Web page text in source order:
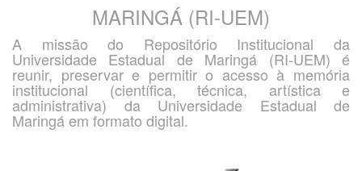
MARINGÁ (RI-UEM)
A missão do Repositório Institucional da
Universidade Estadual de Maringá (RI-UEM) é
reunir, preservar e permitir o acesso à memória
institucional (científica, técnica, artística e
administrativa) da Universidade Estadual de
Maringá em formato digital.